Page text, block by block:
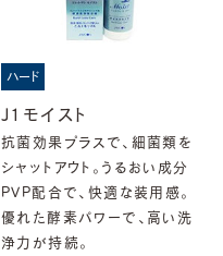
ハード
J1モイスト
抗菌効果プラスで、細菌類を
シャットアウト。うるおい成分
PVP配合で、快適な装用感。
優れた酵素パワーで、高い洗
浄力が持続。